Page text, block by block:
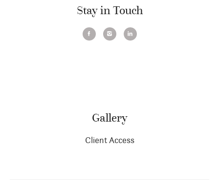
Stay in Touch
Gallery
Client Access